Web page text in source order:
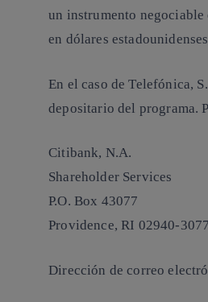
un instrumento negociable
en dólares
En el caso de Telefónica,
depositario del programa.
Citibank, N.A.
Shareholder Services
P.O. Box 43077
Providence, RI 02940-3077
Dirección de correo